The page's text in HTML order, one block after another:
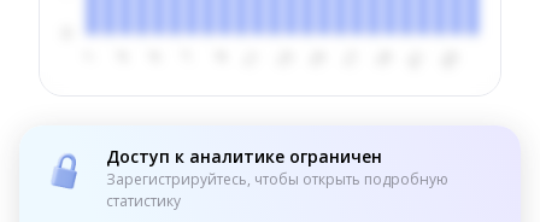
Доступ к аналитике ограничен
Зарегистрируйтесь, чтобы открыть подробную
статистику